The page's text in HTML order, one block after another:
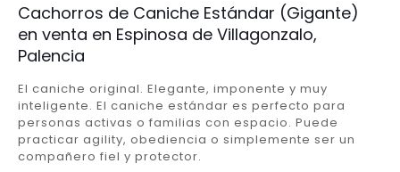
Cachorros de Caniche Estándar (Gigante)
en venta en Espinosa de Villagonzalo,
Palencia
El caniche original. Elegante, imponente y muy
inteligente. El caniche estándar es perfecto para
personas activas o familias con espacio. Puede
practicar agility, obediencia o simplemente ser un
compañero fiel y protector.